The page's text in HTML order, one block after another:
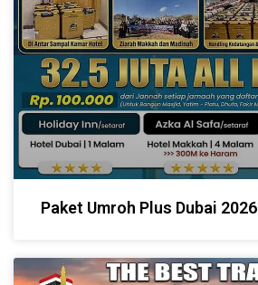
Paket Umroh Plus Dubai 2026